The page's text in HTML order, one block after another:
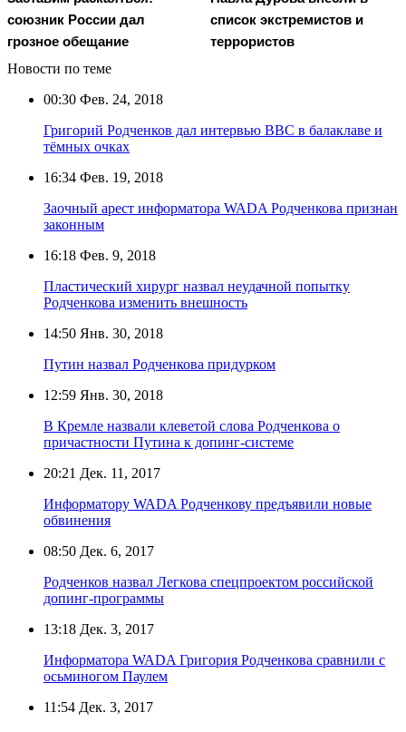
союзник России дал
грозное обещание
список экстремистов и
террористов
Новости по теме
00:30 Фев. 24, 2018
Григорий Родченков дал интервью ВВС в балаклаве и
тёмных очках
16:34 Фев. 19, 2018
Заочный арест информатора WADA Родченкова признан
законным
16:18 Фев. 9, 2018
Пластический хирург назвал неудачной попытку
Родченкова изменить внешность
14:50 Янв. 30, 2018
Путин назвал Родченкова придурком
12:59 Янв. 30, 2018
В Кремле назвали клеветой слова Родченкова о
причастности Путина к допинг-системе
20:21 Дек. 11, 2017
Информатору WADA Родченкову предъявили новые
обвинения
08:50 Дек. 6, 2017
Родченков назвал Легкова спецпроектом российской
допинг-программы
13:18 Дек. 3, 2017
Информатора WADA Григория Родченкова сравнили с
осьминогом Паулем
11:54 Дек. 3, 2017